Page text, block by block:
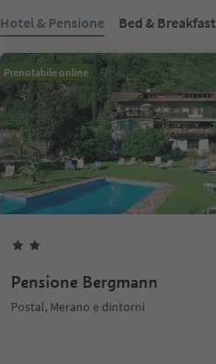
Hotel & Pensione Bed & Breakfast
Prenotabile online
Pensione Bergmann
Postal, Merano e dintorni